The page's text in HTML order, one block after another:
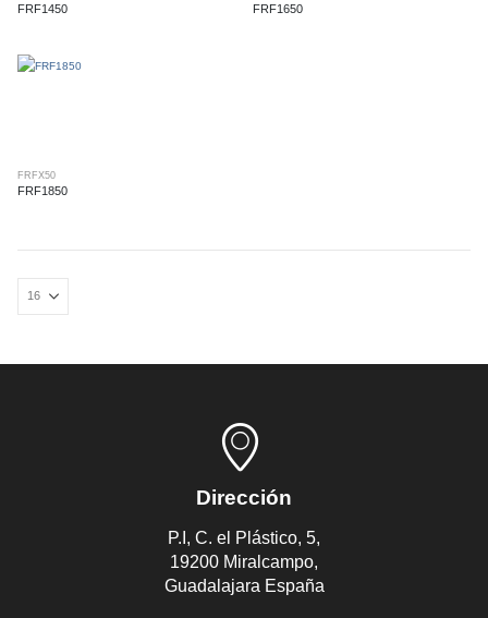
FRF1450 FRF1650
FRFX50
FRF1850
Dirección
P.I, C. el Plástico, 5,
19200 Miralcampo,
Guadalajara España